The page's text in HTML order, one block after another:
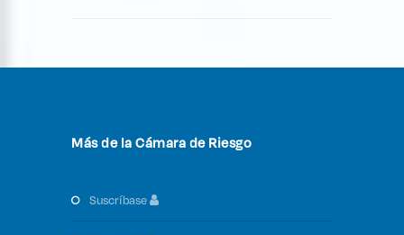
Más de la Cámara de Riesgo
suscríbase